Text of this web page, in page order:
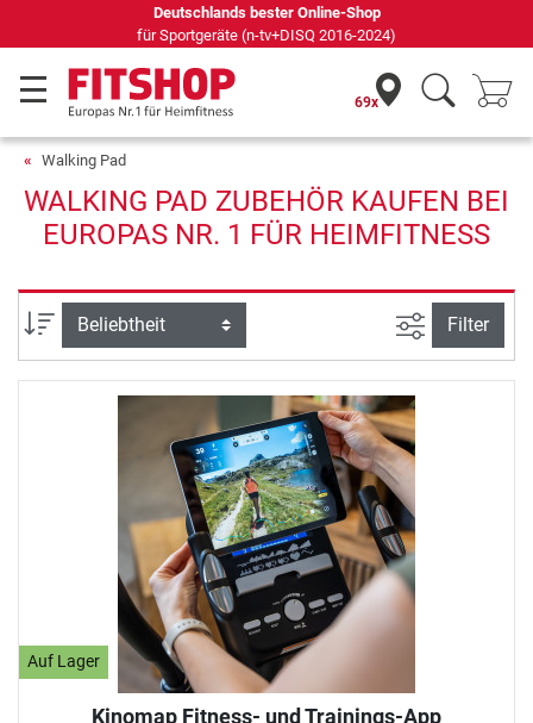
Deutschlands bester Online-Shop
für Sportgeräte (n-tv+DISQ 2016-2024)
69x
Walking Pad
WALKING PAD ZUBEHÖR KAUFEN BEI
EUROPAS NR. 1 FÜR HEIMFITNESS
Sortierung Ansicht
Filter
Auf Lager
Kinomap Fitness- und Trainings-App